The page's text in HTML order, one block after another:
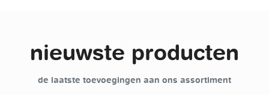
nieuwste producten
de laatste toevoegingen aan ons assortiment